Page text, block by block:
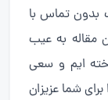
بدون تماس با
مقاله به عیب
ایم و سعی
شما عزیزان